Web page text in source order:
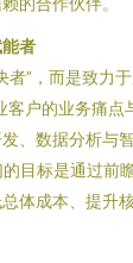
者
”，而是致力
客户的业务痛
、数据分析与
目标是通过前
体成本、提升